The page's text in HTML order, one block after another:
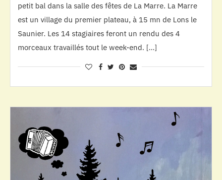
petit bal dans la salle des fêtes de La Marre. La Marre
est un village du premier plateau, à 15 mn de Lons le
Saunier. Les 14 stagiaires feront un rendu des 4
morceaux travaillés tout le week-end. […]